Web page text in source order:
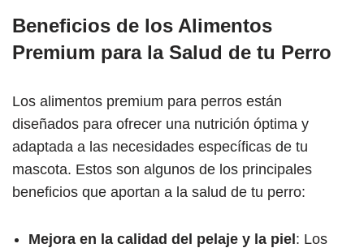
Beneficios de los Alimentos
Premium para la Salud de tu Perro
Los alimentos premium para perros están
diseñados para ofrecer una nutrición óptima y
adaptada a las necesidades específicas de tu
mascota. Estos son algunos de los principales
beneficios que aportan a la salud de tu perro:
Mejora en la calidad del pelaje y la piel: Los